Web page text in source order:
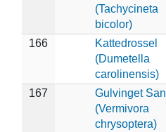
(Tachycineta
bicolor)
166
Kattedrossel
(Dumetella
carolinensis)
167
Gulvinget
(Vermivora
chrysoptera)